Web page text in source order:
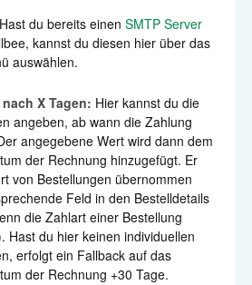
Hast du bereits einen SMTP Server
kannst du diesen hier über das
auswählen.
X Tagen: Hier kannst du die
angeben, ab wann die Zahlung
angegebene Wert wird dann dem
der Rechnung hinzugefügt. Er
von Bestellungen übernommen
Feld in den Bestelldetails
die Zahlart einer Bestellung
Hast du hier keinen individuellen
erfolgt ein Fallback auf das
der Rechnung +30 Tage.